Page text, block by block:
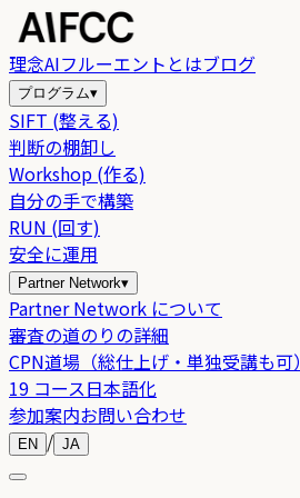
理念AIフルーエントとはブログ
プログラム▾
SIFT (整える)
判断の棚卸し
Workshop (作る)
自分の手で構築
RUN (回す)
安全に運用
Partner Network▾
Partner Network について
審査の道のりの詳細
CPN道場（総仕上げ・単独受講も可）
19 コース日本語化
参加案内お問い合わせ
EN / JA